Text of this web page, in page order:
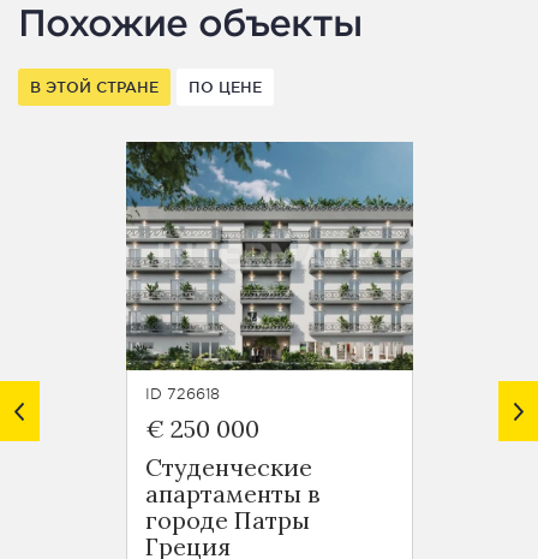
Похожие объекты
В ЭТОЙ СТРАНЕ ПО ЦЕНЕ
ID 726618
€ 250 000
Студенческие
апартаменты в
городе Патры
Греция
€